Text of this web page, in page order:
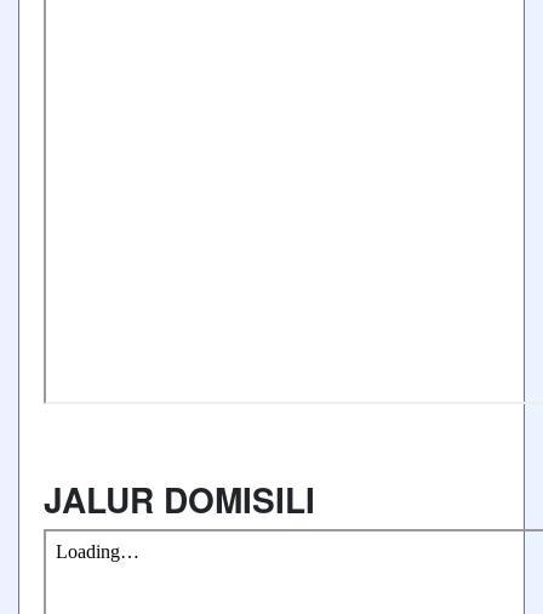
JALUR DOMISILI